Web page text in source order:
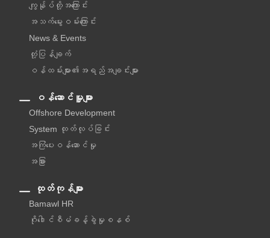
ကျွန်ုပ်တို့အကြောင်း
အသက်မွေးဝမ်းကြောင်း
News & Events
တုံ့ပြန်ချက်
ဝန်ထမ်းများ၏အရည်အချင်းများ
ဝန်ဆောင်မှူများ
Offshore Development
System ထုတ်လုပ်ခြင်း
အကြံပေးဝန်ဆောင်မှု‌
အခြား
ထုတ်ကုန်များ
Bamawl HR
ဂိုဒေါင်စီမံခန့်ခွဲမှုစနစ်